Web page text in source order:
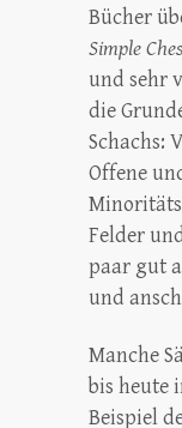
Bücher
Simple
und sehr
die
Schachs:
Offene
Felder
paar gut
und
Manche
bis heute
Beispiel